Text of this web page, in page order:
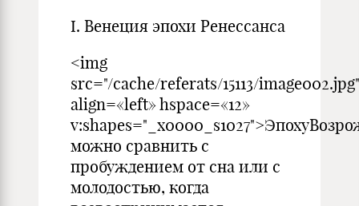
I. Венеция эпохи Ренессанса
<img
src="/cache/referats/15113/image002.jpg"
align=«left» hspace=«12»
можно сравнить с
пробуждением от сна или с
молодостью, когда